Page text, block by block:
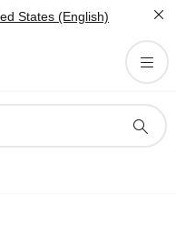
States (English)